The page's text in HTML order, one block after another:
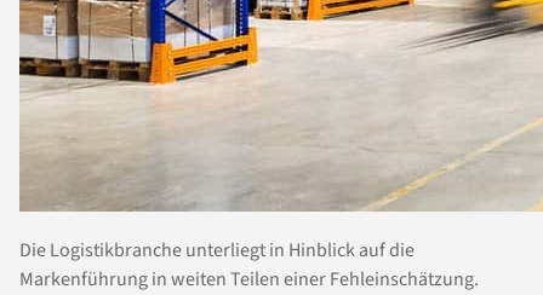
Die Logistikbranche unterliegt in Hinblick auf die
Markenführung in weiten Teilen einer Fehleinschätzung.